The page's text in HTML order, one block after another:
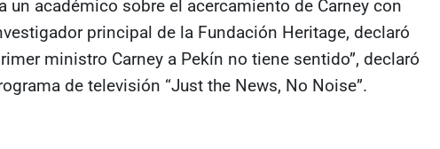
un académico sobre el acercamiento de Carney con
principal de la Fundación Heritage, declaró
ministro Carney a Pekín no tiene sentido”, declaró
de televisión “Just the News, No Noise”.